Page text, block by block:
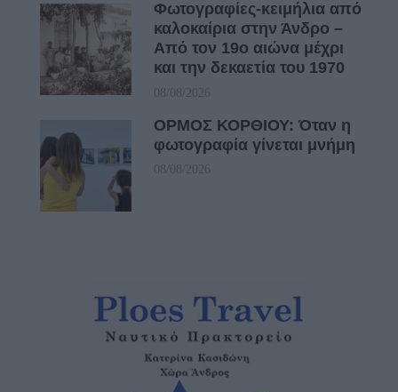
Φωτογραφίες-κειμήλια από
καλοκαίρια στην Άνδρο –
Από τον 19ο αιώνα μέχρι
και την δεκαετία του 1970
08/08/2026
ΟΡΜΟΣ ΚΟΡΘΙΟΥ: Όταν η
φωτογραφία γίνεται μνήμη
08/08/2026